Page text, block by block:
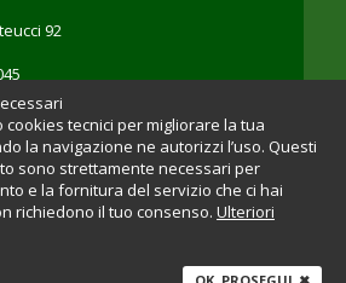
92
tecnici per migliorare la tua
la navigazione ne autorizzi l’uso. Questi
sono strettamente necessari per
e la fornitura del servizio che ci hai
richiedono il tuo consenso. Ulteriori